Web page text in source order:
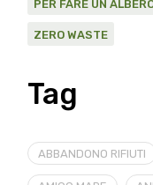
PER FARE UN
ZERO WASTE
Tag
ABBANDONO RIFIUTI